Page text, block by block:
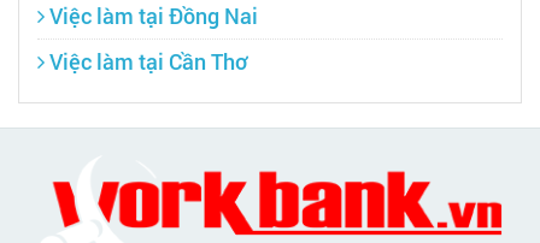
Việc làm tại Đồng Nai
Việc làm tại Cần Thơ